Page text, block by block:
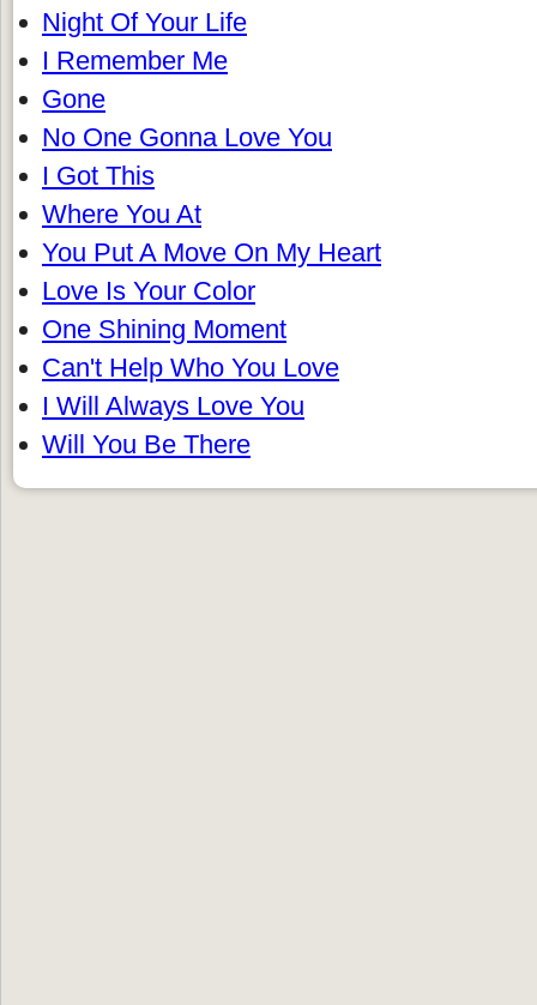
Night Of Your Life
I Remember Me
Gone
No One Gonna Love You
I Got This
Where You At
You Put A Move On My Heart
Love Is Your Color
One Shining Moment
Can't Help Who You Love
I Will Always Love You
Will You Be There